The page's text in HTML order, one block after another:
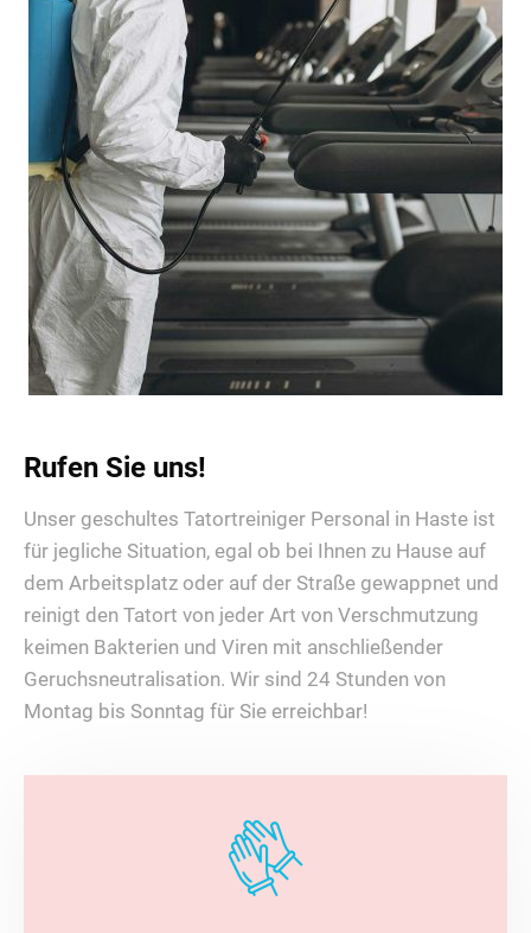
Rufen Sie uns!
Unser geschultes Tatortreiniger Personal in Haste ist
für jegliche Situation, egal ob bei Ihnen zu Hause auf
dem Arbeitsplatz oder auf der Straße gewappnet und
reinigt den Tatort von jeder Art von Verschmutzung
keimen Bakterien und Viren mit anschließender
Geruchsneutralisation. Wir sind 24 Stunden von
Montag bis Sonntag für Sie erreichbar!